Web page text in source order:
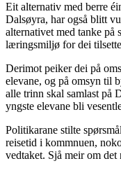
Eit alternativ med berre
Dalsøyra, har også blitt
alternativet med tanke på
læringsmiljø for dei
Derimot peiker dei på
elevane, og på omsyn til
alle trinn skal samlast på
yngste elevane bli
Politikarane stilte
reisetid i kommnuen,
vedtaket. Sjå meir om det